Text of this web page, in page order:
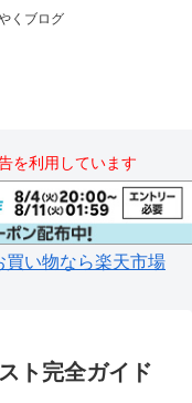
くブログ
を利用しています
買い物なら楽天市場
ト完全ガイド